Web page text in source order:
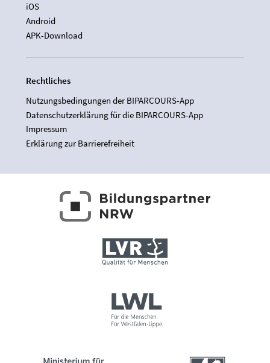
iOS
Android
APK-Download
Rechtliches
Nutzungsbedingungen der BIPARCOURS-App
Datenschutzerklärung für die BIPARCOURS-App
Impressum
Erklärung zur Barrierefreiheit